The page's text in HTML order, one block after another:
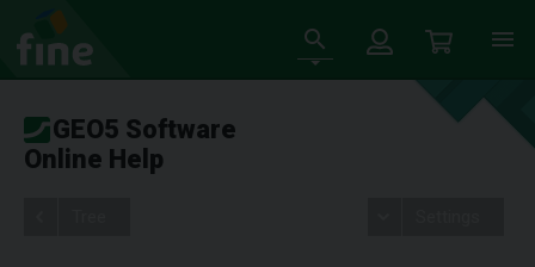
GEO5 Software
Online Help